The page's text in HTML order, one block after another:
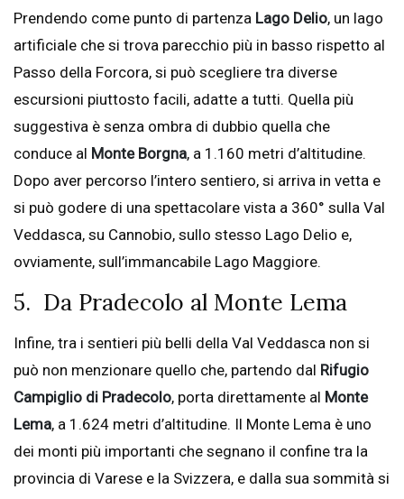
Prendendo come punto di partenza Lago Delio, un lago
artificiale che si trova parecchio più in basso rispetto al
Passo della Forcora, si può scegliere tra diverse
escursioni piuttosto facili, adatte a tutti. Quella più
suggestiva è senza ombra di dubbio quella che
conduce al Monte Borgna, a 1.160 metri d’altitudine.
Dopo aver percorso l’intero sentiero, si arriva in vetta e
si può godere di una spettacolare vista a 360° sulla Val
Veddasca, su Cannobio, sullo stesso Lago Delio e,
ovviamente, sull’immancabile Lago Maggiore.
5. Da Pradecolo al Monte Lema
Infine, tra i sentieri più belli della Val Veddasca non si
può non menzionare quello che, partendo dal Rifugio
Campiglio di Pradecolo, porta direttamente al Monte
Lema, a 1.624 metri d’altitudine. Il Monte Lema è uno
dei monti più importanti che segnano il confine tra la
provincia di Varese e la Svizzera, e dalla sua sommità si